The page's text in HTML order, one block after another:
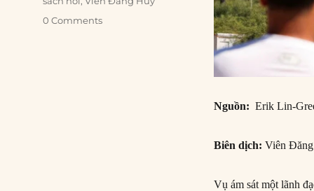
Nguồn: Erik Lin-
Biên dịch: Viên
Vụ ám sát một lãnh
0 Comments